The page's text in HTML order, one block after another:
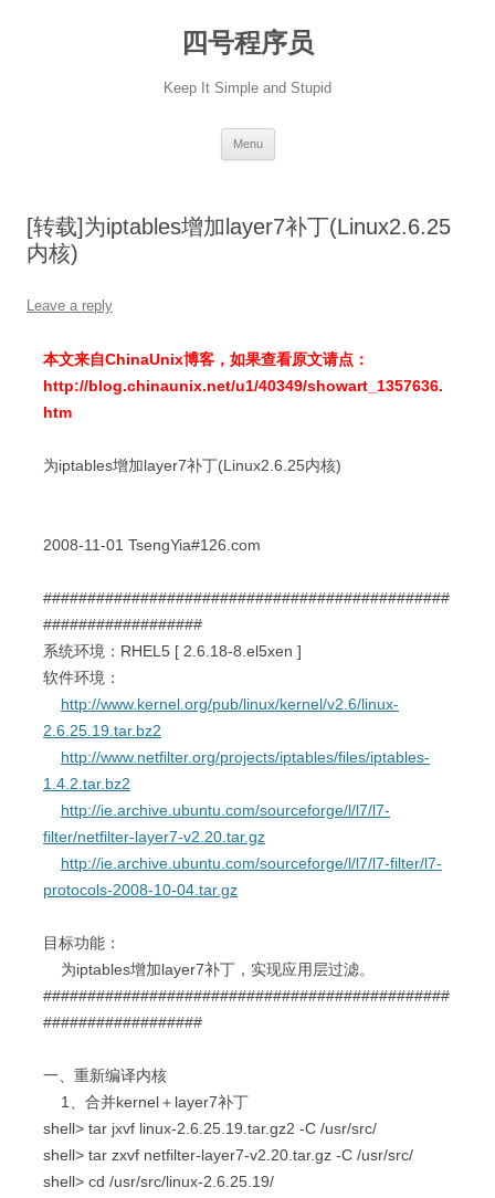
四号程序员
Keep It Simple and Stupid
Menu
[转载]为iptables增加layer7补丁(Linux2.6.25
内核)
Leave a reply
本文来自ChinaUnix博客，如果查看原文请点：
http://blog.chinaunix.net/u1/40349/showart_1357636.
htm
为iptables增加layer7补丁(Linux2.6.25内核)
2008-11-01 TsengYia#126.com
##############################################
##################
系统环境：RHEL5 [ 2.6.18-8.el5xen ]
软件环境：
http://www.kernel.org/pub/linux/kernel/v2.6/linux-
2.6.25.19.tar.bz2
http://www.netfilter.org/projects/iptables/files/iptables-
1.4.2.tar.bz2
http://ie.archive.ubuntu.com/sourceforge/l/l7/l7-
filter/netfilter-layer7-v2.20.tar.gz
http://ie.archive.ubuntu.com/sourceforge/l/l7/l7-filter/l7-
protocols-2008-10-04.tar.gz
目标功能：
为iptables增加layer7补丁，实现应用层过滤。
##############################################
##################
一、重新编译内核
1、合并kernel＋layer7补丁
shell> tar jxvf linux-2.6.25.19.tar.gz2 -C /usr/src/
shell> tar zxvf netfilter-layer7-v2.20.tar.gz -C /usr/src/
shell> cd /usr/src/linux-2.6.25.19/